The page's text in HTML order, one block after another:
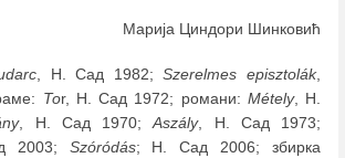
Марија Циндори Шинковић
, Н. Сад 1982;Szerelmes episztolák,
Tor, Н. Сад 1972; романи: Métely, Н.
, Н. Сад 1970;Aszály, Н. Сад 1973;
2003; Szóródás; Н. Сад 2006; збирка